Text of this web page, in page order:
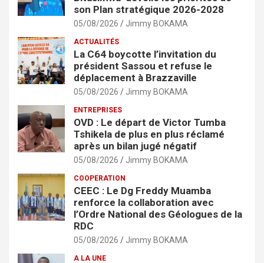
son Plan stratégique 2026-2028
05/08/2026 Jimmy BOKAMA
ACTUALITÉS
La C64 boycotte l’invitation du
président Sassou et refuse le
déplacement à Brazzaville
05/08/2026 Jimmy BOKAMA
ENTREPRISES
OVD : Le départ de Victor Tumba
Tshikela de plus en plus réclamé
après un bilan jugé négatif
05/08/2026 Jimmy BOKAMA
COOPERATION
CEEC : Le Dg Freddy Muamba
renforce la collaboration avec
l’Ordre National des Géologues de la
RDC
05/08/2026 Jimmy BOKAMA
A LA UNE